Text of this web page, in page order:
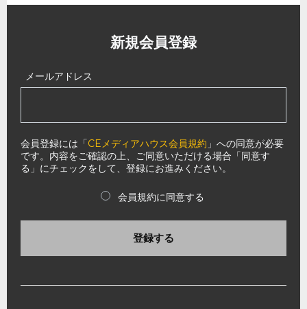
新規会員登録
メールアドレス
会員登録には「CEメディアハウス会員規約 」への同意が必要
です。内容をご確認の上、ご同意いただける場合「同意す
る」にチェックをして、登録にお進みください。
会員規約に同意する
登録する